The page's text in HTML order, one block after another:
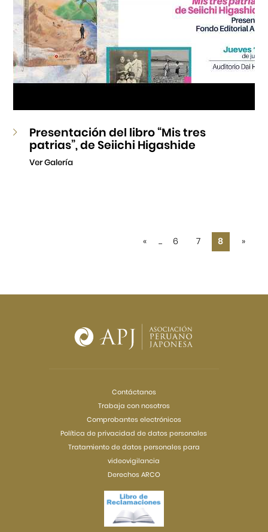
Presentación del libro “Mis tres
patrias”, de Seiichi Higashide
Ver Galería
« ... 6 7 8 »
Contáctanos
Trabaja con nosotros
Comprobantes electrónicos
Política de privacidad de datos personales
Tratamiento de datos personales para
videovigilancia
Derechos ARCO